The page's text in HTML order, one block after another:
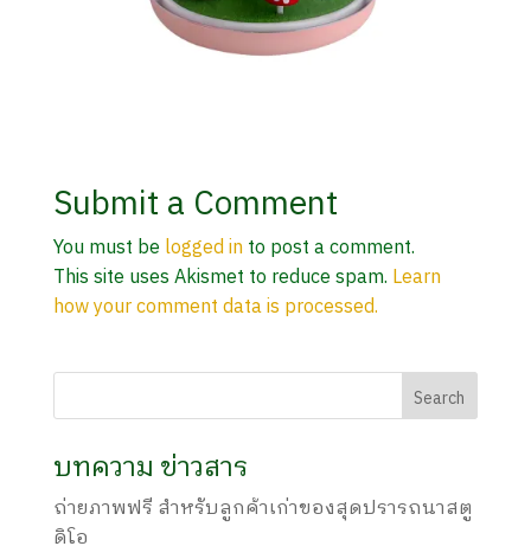
Submit a Comment
You must be logged into post a comment.
This site uses Akismet to reduce spam. Learn
how your comment data is processed.
บทความ ข่าวสาร
ถ่ายภาพฟรี สำหรับลูกค้าเก่าของสุดปรารถนาสตู
ดิโอ